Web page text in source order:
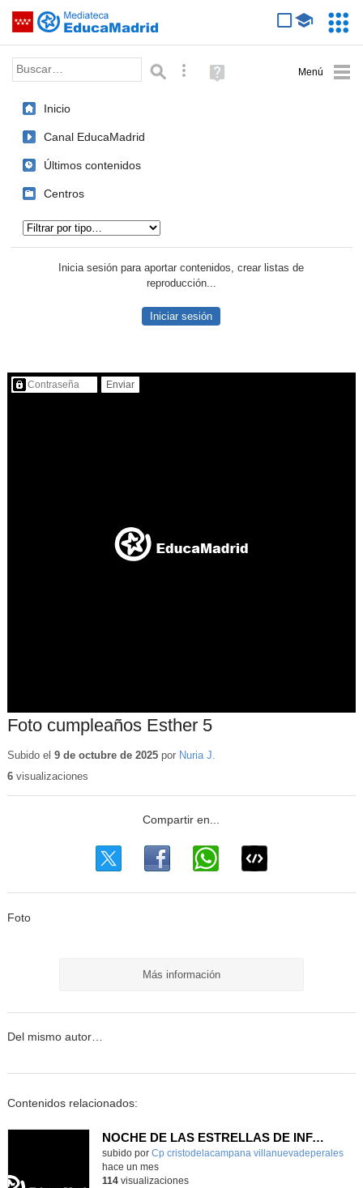
Saltar navegación
Palabra o frase: Búsqueda avanzada
Ayuda
(en
Inicio
Canal EducaMadrid
Últimos contenidos
Centros
Inicia sesión para aportar contenidos, crear listas de
reproducción...
Iniciar sesión
Contenido protegido…
Foto cumpleaños Esther 5
Subido el 9 de octubre de 2025por Nuria J.
6visualizaciones
Foto
Más información
Del mismo autor…
Contenidos relacionados:
NOCHE DE LAS ESTRELLAS DE INFANTIL 5 AÑOS
subido por Cp cristodelacampana villanuevadeperales-
hace un mes
114visualizaciones